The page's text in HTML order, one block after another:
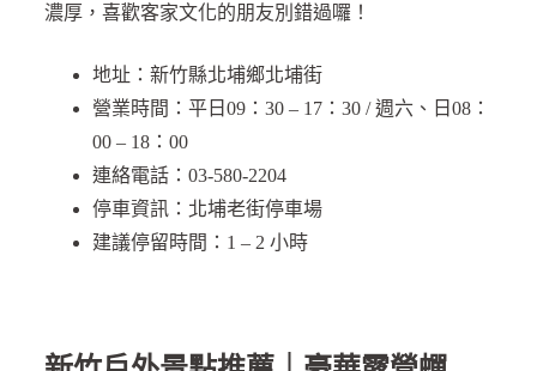
濃厚，喜歡客家文化的朋友別錯過囉！
地址：新竹縣北埔鄉北埔街
營業時間：平日09：30 – 17：30 / 週六、日08：
00 – 18：00
連絡電話：03-580-2204
停車資訊：北埔老街停車場
建議停留時間：1 – 2 小時